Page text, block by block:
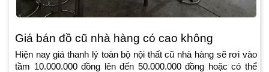
Giá bán đồ cũ nhà hàng có cao không
Hiện nay giá thanh lý toàn bộ nội thất cũ nhà hàng sẽ rơi vào
tầm 10.000.000 đồng lên đến 50.000.000 đồng hoặc có thể